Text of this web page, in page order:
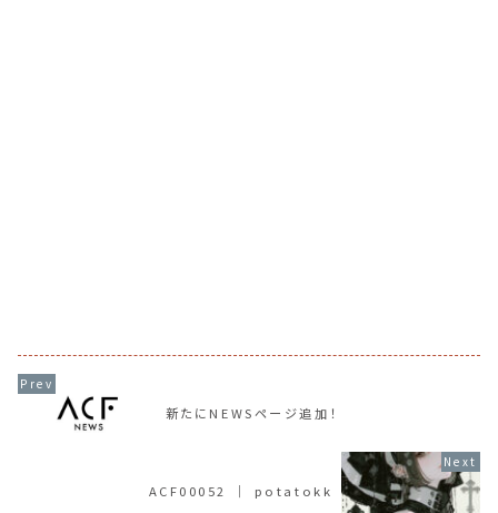
新たにNEWSページ追加！
ACF00052 ｜ potatokk